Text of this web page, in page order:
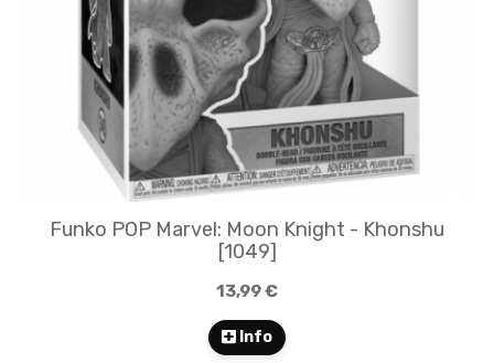
Funko POP Marvel: Moon Knight - Khonshu
[1049]
13,99 €
Info